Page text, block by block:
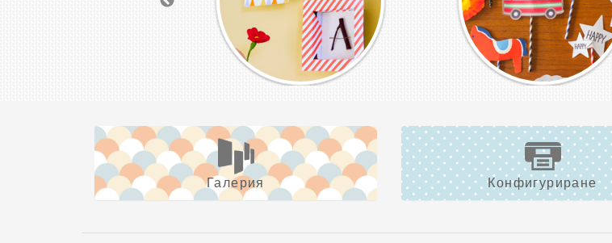
Галерия Конфигуриране